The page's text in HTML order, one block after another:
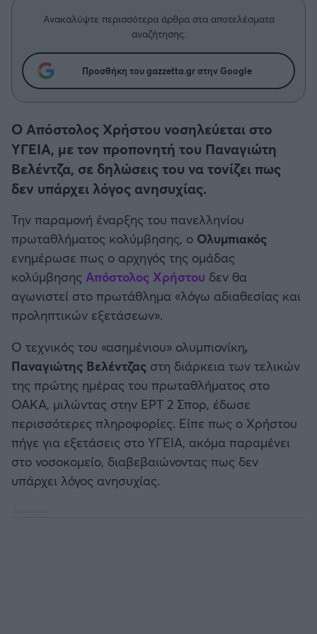
Άρης
Βόλος
Ατρόμητος Αθηνών
Αστέρας Τρίπολης
Παναιτωλικός
Καλαμάτα
Ηρακλής
Μπαρτσελόνα
Ρεάλ Μαδρίτης
Ατλέτικο Μαδρίτης
Μεγάλη μου Αγάπη
Μια Ιστορία από την Πόλη
Ανακαλύψτε περισσότερα άρθρα στα αποτελέσματα
αναζήτησης.
Προσθήκη του gazzetta.gr στην Google
Ο Απόστολος Χρήστου νοσηλεύεται στο
ΥΓΕΙΑ, με τον προπονητή του Παναγιώτη
Βελέντζα, σε δηλώσεις του να τονίζει πως
δεν υπάρχει λόγος ανησυχίας.
Την παραμονή έναρξης του πανελληνίου
πρωταθλήματος κολύμβησης, ο Ολυμπιακός
ενημέρωσε πως ο αρχηγός της ομάδας
κολύμβησης Απόστολος Χρήστου δεν θα
αγωνιστεί στο πρωτάθλημα «λόγω αδιαθεσίας και
προληπτικών εξετάσεων».
Ο τεχνικός του «ασημένιου» ολυμπιονίκη,
Παναγιώτης Βελέντζας στη διάρκεια των τελικών
της πρώτης ημέρας του πρωταθλήματος στο
ΟΑΚΑ, μιλώντας στην ΕΡΤ 2 Σπορ, έδωσε
περισσότερες πληροφορίες. Είπε πως ο Χρήστου
πήγε για εξετάσεις στο ΥΓΕΙΑ, ακόμα παραμένει
στο νοσοκομείο, διαβεβαιώνοντας πως δεν
υπάρχει λόγος ανησυχίας.